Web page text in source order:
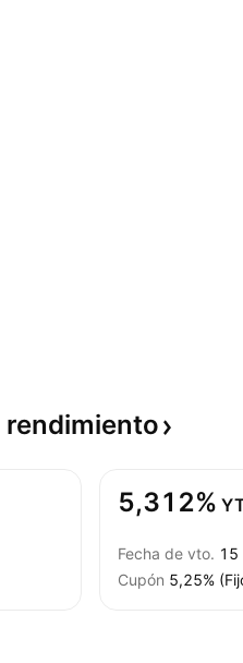
rendimiento
5,312%
Fecha de vto. 15
Cupón 5,25%